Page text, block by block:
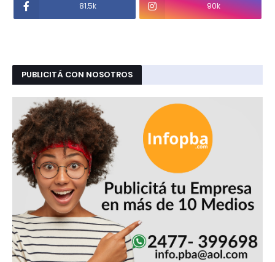
81.5k 90k
PUBLICITÁ CON NOSOTROS